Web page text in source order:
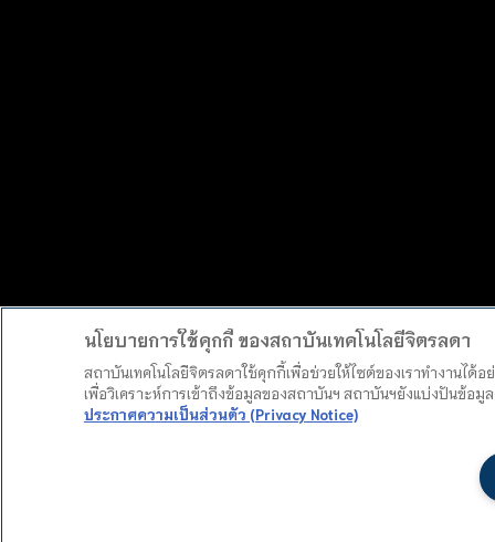
นโยบายการใช้คุกกี้ ของสถาบันเทคโนโลยีจิตรลดา
สถาบันเทคโนโลยีจิตรลดาใช้คุกกี้เพื่อช่วยให้ไซต์ของเราทำงานไ
เพื่อวิเคราะห์การเข้าถึงข้อมูลของสถาบันฯ สถาบันฯยังแบ่งปันข้อ
ประกาศความเป็นส่วนตัว (Privacy Notice)